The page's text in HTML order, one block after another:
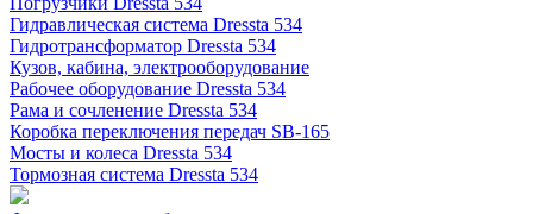
Гидравлическая система Dressta 534
Гидротрансформатор Dressta 534
Кузов, кабина, электрооборудование
Рабочее оборудование Dressta 534
Рама и сочленение Dressta 534
Коробка переключения передач SB-165
Мосты и колеса Dressta 534
Тормозная система Dressta 534